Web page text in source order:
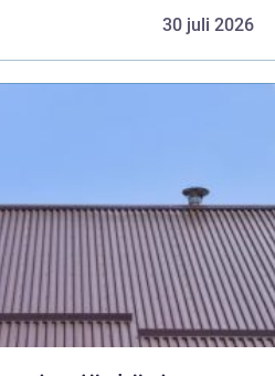
ikke bare er funksjonelle, men
30 juli 2026